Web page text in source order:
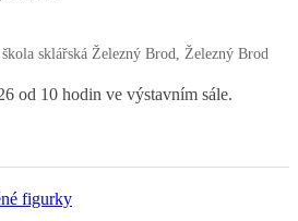
sklářská Železný Brod, Železný Brod
od 10 hodin ve výstavním sále.